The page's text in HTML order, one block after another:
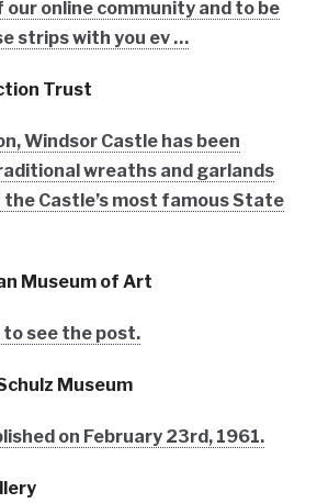
our online community and to be
strips with you ev …
Trust
Windsor Castle has been
wreaths and garlands
Castle’s most famous State
Museum of Art
to see the post.
Museum
on February 23rd, 1961.